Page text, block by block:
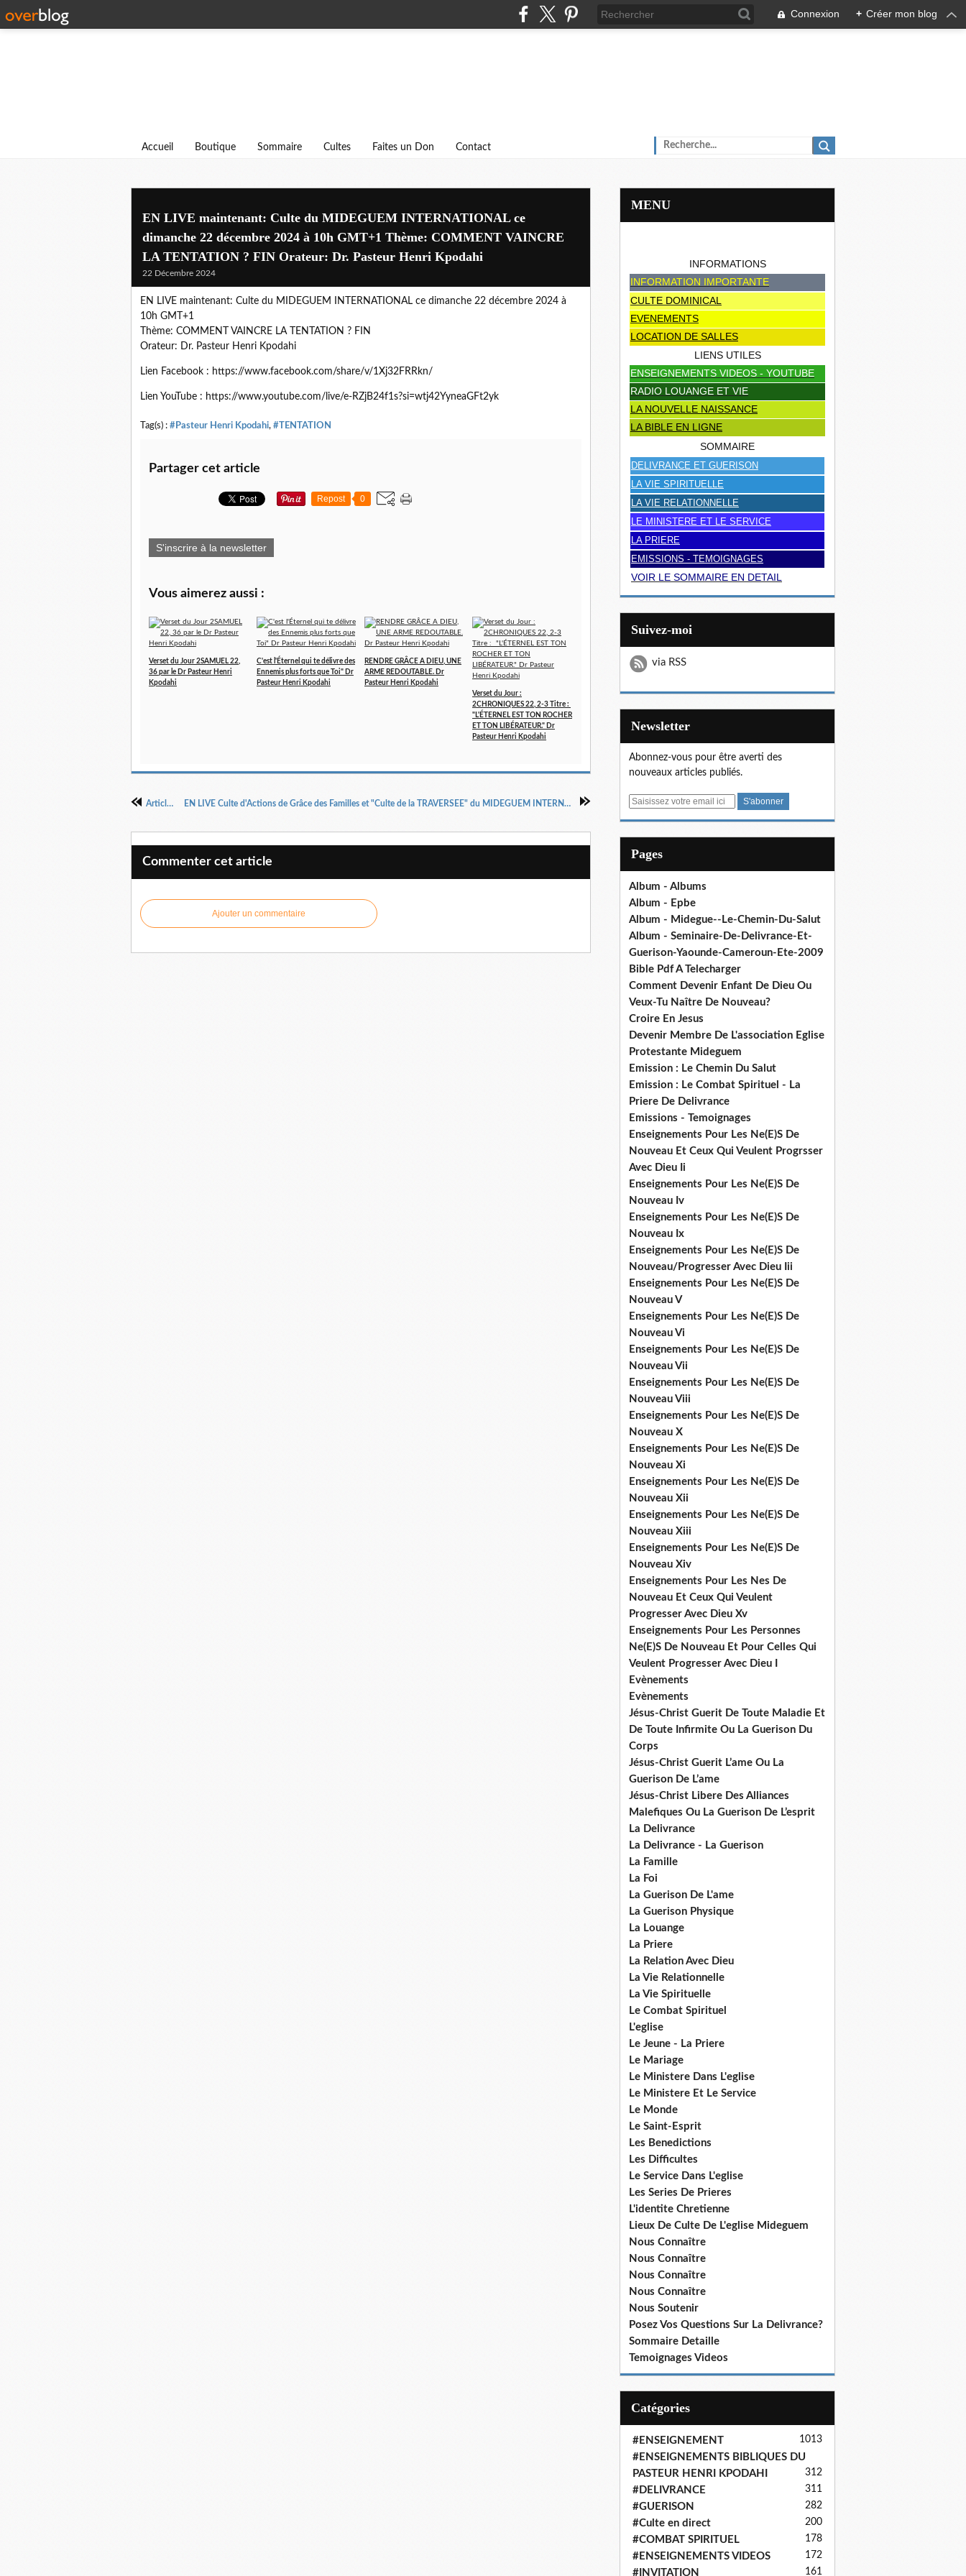
Connexion + Créer mon blog
Accueil Boutique Sommaire Cultes Faites un Don Contact
EN LIVE maintenant: Culte du MIDEGUEM INTERNATIONAL ce
dimanche 22 décembre 2024 à 10h GMT+1 Thème: COMMENT VAINCRE
LA TENTATION ? FIN Orateur: Dr. Pasteur Henri Kpodahi
22 Décembre 2024
EN LIVE maintenant: Culte du MIDEGUEM INTERNATIONAL ce dimanche 22 décembre 2024 à
10h GMT+1
Thème: COMMENT VAINCRE LA TENTATION ? FIN
Orateur: Dr. Pasteur Henri Kpodahi
Lien Facebook : https://www.facebook.com/share/v/1Xj32FRRkn/
Lien YouTube : https://www.youtube.com/live/e-RZjB24f1s?si=wtj42YyneaGFt2yk
Tag(s) : #Pasteur Henri Kpodahi, #TENTATION
Partager cet article
Repost 0
S'inscrire à la newsletter
Vous aimerez aussi :
Verset du Jour 2SAMUEL 22,
36 par le Dr Pasteur Henri
Kpodahi
C'est l'Éternel qui te délivre des
Ennemis plus forts que Toi" Dr
Pasteur Henri Kpodahi
RENDRE GRÂCE A DIEU, UNE
ARME REDOUTABLE. Dr
Pasteur Henri Kpodahi
Verset du Jour :
2CHRONIQUES 22, 2-3 Titre :
"L'ÉTERNEL EST TON ROCHER
ET TON LIBÉRATEUR." Dr
Pasteur Henri Kpodahi
Article précédent EN LIVE Culte d'Actions de Grâce des Familles et "Culte de la TRAVERSEE" du MIDEGUEM INTERNATIONAL ce Mardi 31 décembre 2024 à 21h GMT+1. Orateur: Dr. Pasteur Henri Kpodahi
Commenter cet article
Ajouter un commentaire
MENU
INFORMATIONS
INFORMATION IMPORTANTE
CULTE DOMINICAL
EVENEMENTS
LOCATION DE SALLES
LIENS UTILES
ENSEIGNEMENTS VIDEOS - YOUTUBE
RADIO LOUANGE ET VIE
LA NOUVELLE NAISSANCE
LA BIBLE EN LIGNE
SOMMAIRE
DELIVRANCE ET GUERISON
LA VIE SPIRITUELLE
LA VIE RELATIONNELLE
LE MINISTERE ET LE SERVICE
LA PRIERE
EMISSIONS - TEMOIGNAGES
VOIR LE SOMMAIRE EN DETAIL
Suivez-moi
via RSS
Newsletter
Abonnez-vous pour être averti des
nouveaux articles publiés.
E
Pages
Album - Albums
Album - Epbe
Album - Midegue--Le-Chemin-Du-Salut
Album - Seminaire-De-Delivrance-Et-
Guerison-Yaounde-Cameroun-Ete-2009
Bible Pdf A Telecharger
Comment Devenir Enfant De Dieu Ou
Veux-Tu Naître De Nouveau?
Croire En Jesus
Devenir Membre De L'association Eglise
Protestante Mideguem
Emission : Le Chemin Du Salut
Emission : Le Combat Spirituel - La
Priere De Delivrance
Emissions - Temoignages
Enseignements Pour Les Ne(E)S De
Nouveau Et Ceux Qui Veulent Progrsser
Avec Dieu Ii
Enseignements Pour Les Ne(E)S De
Nouveau Iv
Enseignements Pour Les Ne(E)S De
Nouveau Ix
Enseignements Pour Les Ne(E)S De
Nouveau/Progresser Avec Dieu Iii
Enseignements Pour Les Ne(E)S De
Nouveau V
Enseignements Pour Les Ne(E)S De
Nouveau Vi
Enseignements Pour Les Ne(E)S De
Nouveau Vii
Enseignements Pour Les Ne(E)S De
Nouveau Viii
Enseignements Pour Les Ne(E)S De
Nouveau X
Enseignements Pour Les Ne(E)S De
Nouveau Xi
Enseignements Pour Les Ne(E)S De
Nouveau Xii
Enseignements Pour Les Ne(E)S De
Nouveau Xiii
Enseignements Pour Les Ne(E)S De
Nouveau Xiv
Enseignements Pour Les Nes De
Nouveau Et Ceux Qui Veulent
Progresser Avec Dieu Xv
Enseignements Pour Les Personnes
Ne(E)S De Nouveau Et Pour Celles Qui
Veulent Progresser Avec Dieu I
Evènements
Evènements
Jésus-Christ Guerit De Toute Maladie Et
De Toute Infirmite Ou La Guerison Du
Corps
Jésus-Christ Guerit L’ame Ou La
Guerison De L’ame
Jésus-Christ Libere Des Alliances
Malefiques Ou La Guerison De L’esprit
La Delivrance
La Delivrance - La Guerison
La Famille
La Foi
La Guerison De L'ame
La Guerison Physique
La Louange
La Priere
La Relation Avec Dieu
La Vie Relationnelle
La Vie Spirituelle
Le Combat Spirituel
L'eglise
Le Jeune - La Priere
Le Mariage
Le Ministere Dans L'eglise
Le Ministere Et Le Service
Le Monde
Le Saint-Esprit
Les Benedictions
Les Difficultes
Le Service Dans L'eglise
Les Series De Prieres
L'identite Chretienne
Lieux De Culte De L'eglise Mideguem
Nous Connaître
Nous Connaître
Nous Connaître
Nous Connaître
Nous Soutenir
Posez Vos Questions Sur La Delivrance?
Sommaire Detaille
Temoignages Videos
Catégories
#ENSEIGNEMENT 1013
#ENSEIGNEMENTS BIBLIQUES DU
PASTEUR HENRI KPODAHI
312
#DELIVRANCE 311
#GUERISON 282
#Culte en direct 200
#COMBAT SPIRITUEL 178
#ENSEIGNEMENTS VIDEOS 172
#INVITATION 161